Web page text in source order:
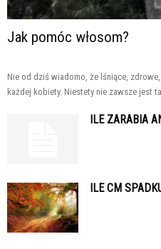
Jak pomóc włosom?
Nie od dziś wiadomo, że lśniące,
każdej kobiety. Niestety nie zawsze jest
ILE ZARABIA
ILE CM